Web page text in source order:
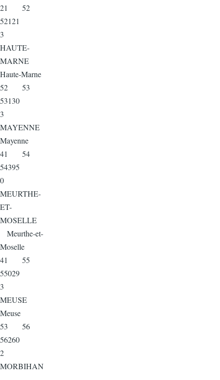
21 52
52121
3
HAUTE-
MARNE
Haute-Marne
52 53
53130
3
MAYENNE
Mayenne
41 54
54395
0
MEURTHE-
ET-
MOSELLE
Meurthe-et-
Moselle
41 55
55029
3
MEUSE
Meuse
53 56
56260
2
MORBIHAN